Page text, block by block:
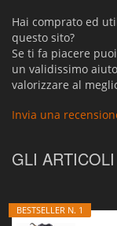
Hai comprato ed
questo sito?
Se ti fa piacere
un validissimo
valorizzare al
Invia una
GLI
BESTSELLER N. 1